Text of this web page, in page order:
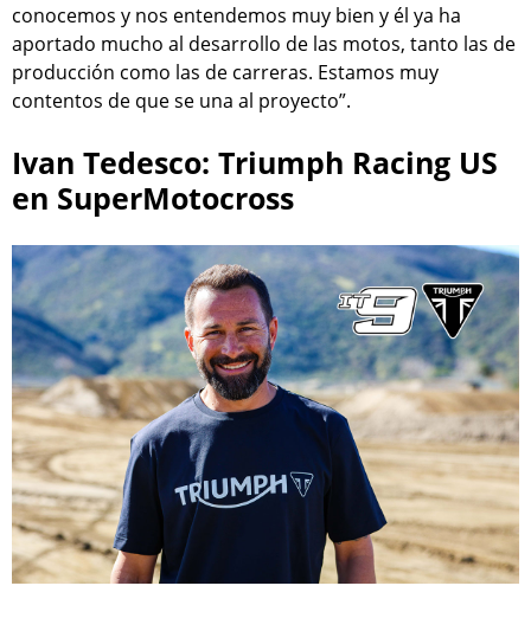
conocemos y nos entendemos muy bien y él ya ha
aportado mucho al desarrollo de las motos, tanto las de
producción como las de carreras. Estamos muy
contentos de que se una al proyecto”.
Ivan Tedesco: Triumph Racing US
en SuperMotocross